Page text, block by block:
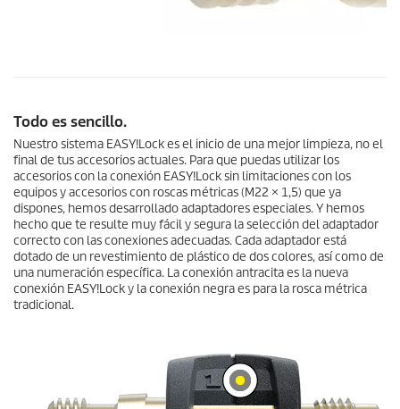
Todo es sencillo.
Nuestro sistema EASY!Lockes el inicio de una mejor limpieza, no el
final de tus accesorios actuales. Para que puedas utilizar los
accesorios con la conexión EASY!Locksin limitaciones con los
equipos y accesorios con roscas métricas (M22 × 1,5) que ya
dispones, hemos desarrollado adaptadores especiales. Y hemos
hecho que te resulte muy fácil y segura la selección del adaptador
correcto con las conexiones adecuadas. Cada adaptador está
dotado de un revestimiento de plástico de dos colores, así como de
una numeración específica. La conexión antracita es la nueva
conexión EASY!Locky la conexión negra es para la rosca métrica
tradicional.